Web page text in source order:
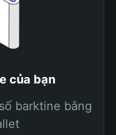
của bạn
barktine bằng